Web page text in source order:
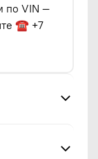
по VIN —
☎ +7